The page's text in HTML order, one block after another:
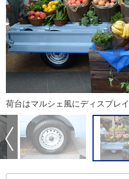
荷台はマルシェ風にディスプレイ